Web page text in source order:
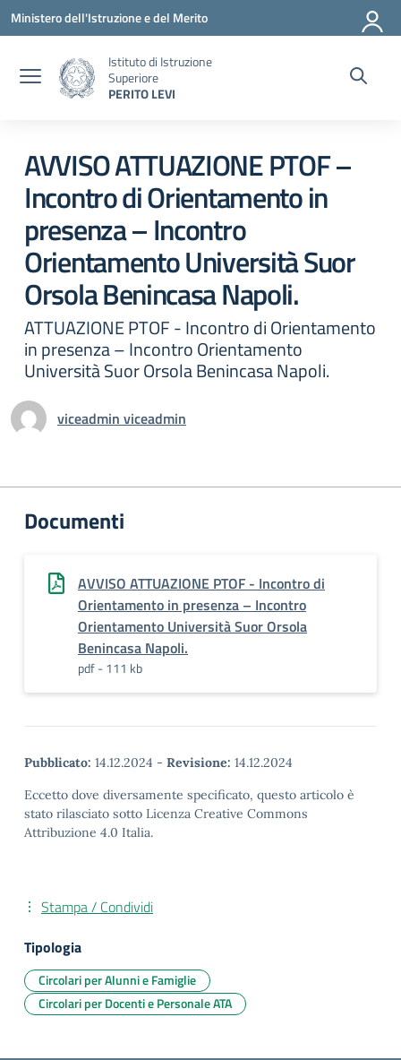
Vai ai contenuti
Vai al menu di navigazione
Vai al footer
Ministero dell'Istruzione e del Merito
Istituto di Istruzione
Superiore
PERITO LEVI
AVVISO ATTUAZIONE PTOF –
Incontro di Orientamento in
presenza – Incontro
Orientamento Università Suor
Orsola Benincasa Napoli.
ATTUAZIONE PTOF - Incontro di Orientamento
in presenza – Incontro Orientamento
Università Suor Orsola Benincasa Napoli.
viceadmin viceadmin
Documenti
AVVISO ATTUAZIONE PTOF - Incontro di
Orientamento in presenza – Incontro
Orientamento Università Suor Orsola
Benincasa Napoli.
pdf - 111 kb
Pubblicato: 14.12.2024 - Revisione: 14.12.2024
Eccetto dove diversamente specificato, questo articolo è
stato rilasciato sotto Licenza Creative Commons
Attribuzione 4.0 Italia.
Stampa / Condividi
Tipologia
Circolari per Alunni e Famiglie
Circolari per Docenti e Personale ATA